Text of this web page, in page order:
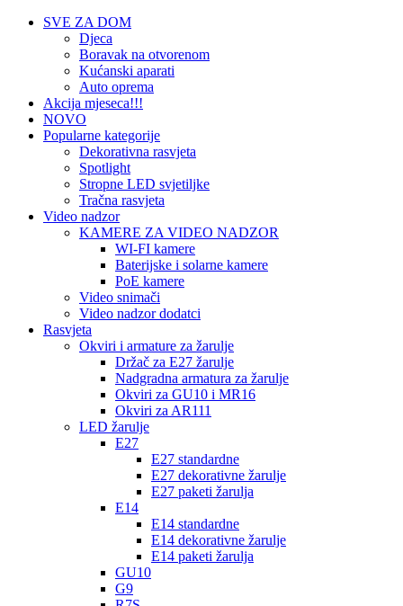
SVE ZA DOM
Djeca
Boravak na otvorenom
Kućanski aparati
Auto oprema
Akcija mjeseca!!!
NOVO
Popularne kategorije
Dekorativna rasvjeta
Spotlight
Stropne LED svjetiljke
Tračna rasvjeta
Video nadzor
KAMERE ZA VIDEO NADZOR
WI-FI kamere
Baterijske i solarne kamere
PoE kamere
Video snimači
Video nadzor dodatci
Rasvjeta
Okviri i armature za žarulje
Držač za E27 žarulje
Nadgradna armatura za žarulje
Okviri za GU10 i MR16
Okviri za AR111
LED žarulje
E27
E27 standardne
E27 dekorativne žarulje
E27 paketi žarulja
E14
E14 standardne
E14 dekorativne žarulje
E14 paketi žarulja
GU10
G9